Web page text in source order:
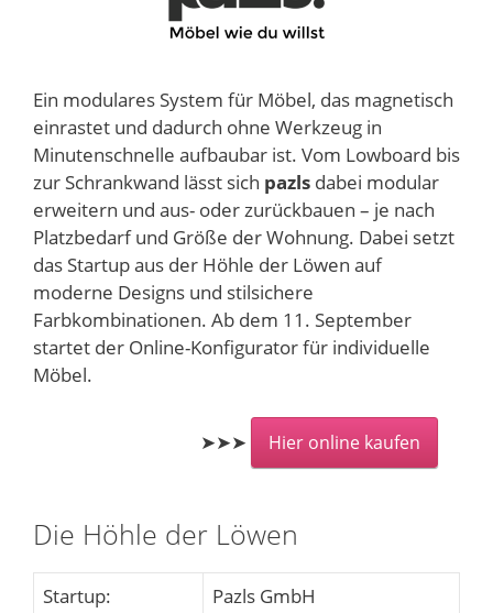
Ein modulares System für Möbel, das magnetisch
einrastet und dadurch ohne Werkzeug in
Minutenschnelle aufbaubar ist. Vom Lowboard bis
zur Schrankwand lässt sich pazls dabei modular
erweitern und aus- oder zurückbauen – je nach
Platzbedarf und Größe der Wohnung. Dabei setzt
das Startup aus der Höhle der Löwen auf
moderne Designs und stilsichere
Farbkombinationen. Ab dem 11. September
startet der Online-Konfigurator für individuelle
Möbel.
➤➤➤ Hier online kaufen
Die Höhle der Löwen
Startup: Pazls GmbH